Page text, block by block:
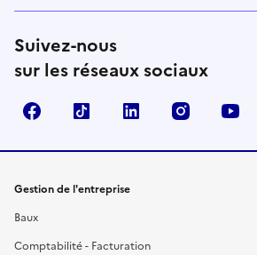
Suivez-nous
sur les réseaux sociaux
FacebookTikTok Linkedin Instagram
Gestion de l'entreprise
Baux
Comptabilité - Facturation